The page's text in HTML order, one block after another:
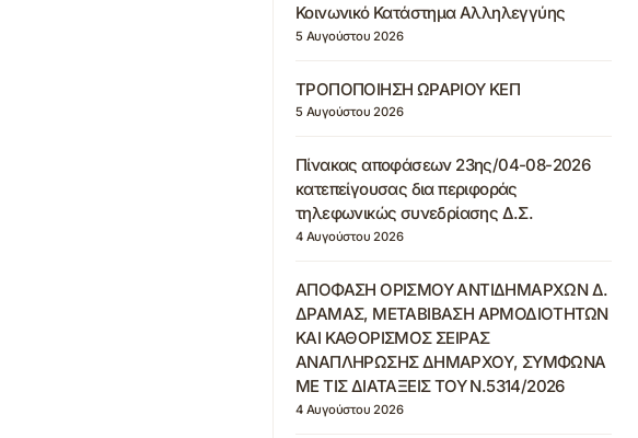
Κοινωνικό Κατάστημα Αλληλεγγύης
5 Αυγούστου 2026
ΤΡΟΠΟΠΟΙΗΣΗ ΩΡΑΡΙΟΥ ΚΕΠ
5 Αυγούστου 2026
Πίνακας αποφάσεων 23ης/04-08-2026
κατεπείγουσας δια περιφοράς
τηλεφωνικώς συνεδρίασης Δ.Σ.
4 Αυγούστου 2026
ΑΠΟΦΑΣΗ ΟΡΙΣΜΟΥ ΑΝΤΙΔΗΜΑΡΧΩΝ Δ.
ΔΡΑΜΑΣ, ΜΕΤΑΒΙΒΑΣΗ ΑΡΜΟΔΙΟΤΗΤΩΝ
ΚΑΙ ΚΑΘΟΡΙΣΜΟΣ ΣΕΙΡΑΣ
ΑΝΑΠΛΗΡΩΣΗΣ ΔΗΜΑΡΧΟΥ, ΣΥΜΦΩΝΑ
ΜΕ ΤΙΣ ΔΙΑΤΑΞΕΙΣ ΤΟΥ Ν.5314/2026
4 Αυγούστου 2026